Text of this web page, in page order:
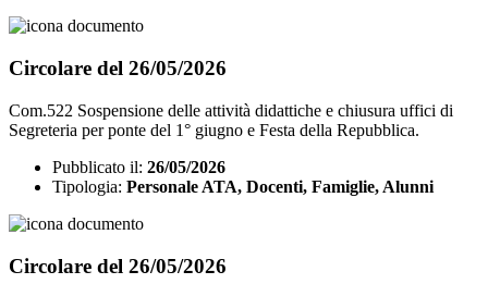
Circolare del 26/05/2026
Com.522 Sospensione delle attività didattiche e chiusura uffici di
Segreteria per ponte del 1° giugno e Festa della Repubblica.
Pubblicato il: 26/05/2026
Tipologia: Personale ATA, Docenti, Famiglie, Alunni
Circolare del 26/05/2026